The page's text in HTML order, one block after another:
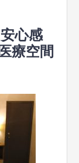
心感
療空間